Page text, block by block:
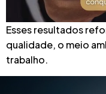
Esses resultados
qualidade, o meio
trabalho.